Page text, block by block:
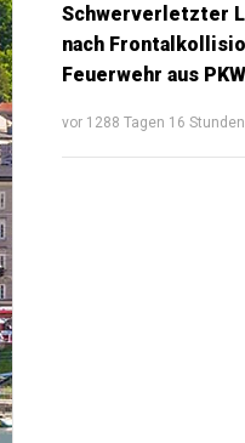
Schwerverletzter
nach
Feuerwehr aus
vor 1288 Tagen 16 Stunden